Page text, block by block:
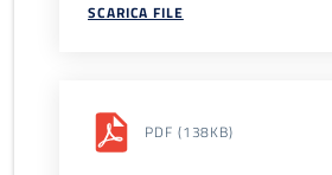
SCARICA FILE
PDF (138KB)